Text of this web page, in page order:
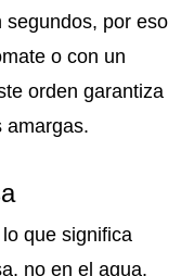
segundos, por eso
o con un
orden garantiza
amargas.
que significa
no en el agua.